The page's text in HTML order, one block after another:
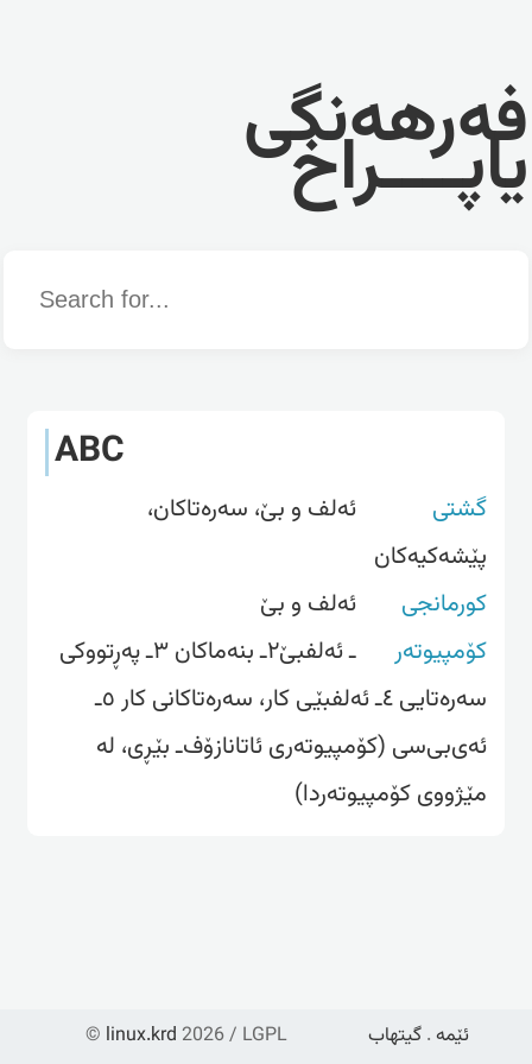
فەرهەنگی
یاپــــراخ
Word
ABC
گشتی
ئەلف و بێ، سەرەتاکان،
پێشەکیەکان
کورمانجی
ئەلف و بێ
کۆمپیوتەر
ـ ئه‌لفبێ٢ـ بنه‌ماکان ٣ـ په‌ڕتووکی
سه‌ره‌تایی ٤ـ ئه‌لفبێی کار، سه‌ره‌تاکانی کار ٥ـ
ئه‌ی‌بی‌سی (کۆمپیوته‌ری ئاتانازۆف‌ـ بێڕی، له‌
مێژووی کۆمپیوته‌ردا)
© linux.krd 2026 / LGPL ئێمە . گیتهاب